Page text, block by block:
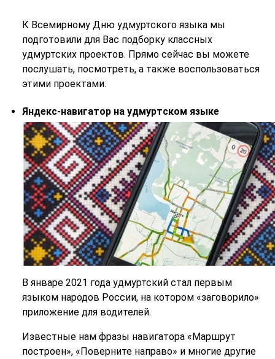
К Всемирному Дню удмуртского языка мы
подготовили для Вас подборку классных
удмуртских проектов. Прямо сейчас вы можете
послушать, посмотреть, а также воспользоваться
этими проектами.
Яндекс-навигатор на удмуртском языке
В январе 2021 года удмуртский стал первым
языком народов России, на котором «заговорило»
приложение для водителей.
Известные нам фразы навигатора «Маршрут
построен», «Поверните направо» и многие другие